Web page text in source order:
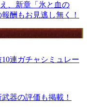
、新章「氷と血の
酬もお見逃し無く！
連ガチャシミュレー
器の評価も掲載！